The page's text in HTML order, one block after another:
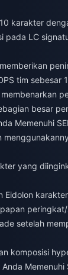
karakter
pada LC
tim sebesar
besar
Memenuhi
yang
Eidolon
setelah
komposisi
Memenuhi